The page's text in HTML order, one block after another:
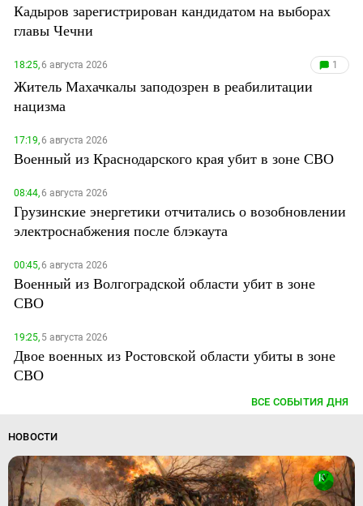
Кадыров зарегистрирован кандидатом на выборах
главы Чечни
18:25,6 августа 2026 1
Житель Махачкалы заподозрен в реабилитации
нацизма
17:19,6 августа 2026
Военный из Краснодарского края убит в зоне СВО
08:44,6 августа 2026
Грузинские энергетики отчитались о возобновлении
электроснабжения после блэкаута
00:45,6 августа 2026
Военный из Волгоградской области убит в зоне
СВО
19:25,5 августа 2026
Двое военных из Ростовской области убиты в зоне
СВО
ВСЕ СОБЫТИЯ ДНЯ
НОВОСТИ